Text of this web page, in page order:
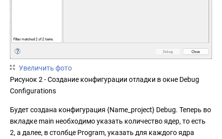
Увеличить фото
Рисунок 2 - Создание конфигурации отладки в окне Debug
Configurations
Будет создана конфигурация {Name_project} Debug. Теперь во
вкладке main необходимо указать количество ядер, то есть
2, а далее, в столбце Program, указать для каждого ядра